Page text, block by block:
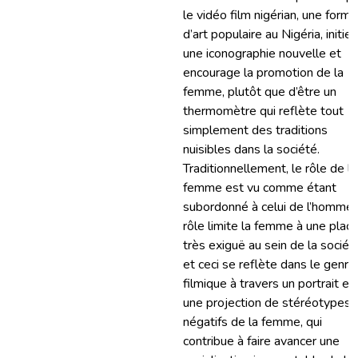
le vidéo film nigérian, une forme
d’art populaire au Nigéria, initie
une iconographie nouvelle et
encourage la promotion de la
femme, plutôt que d’être un
thermomètre qui reflète tout
simplement des traditions
nuisibles dans la société.
Traditionnellement, le rôle de la
femme est vu comme étant
subordonné à celui de l’homme.
rôle limite la femme à une place
très exiguë au sein de la
et ceci se reflète dans le genre
filmique à travers un portrait et
une projection de stéréotypes
négatifs de la femme, qui
contribue à faire avancer une